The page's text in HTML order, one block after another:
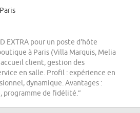
EXTRA pour un poste d'hôte
à Paris (Villa Marquis, Melia
client, gestion des
en salle. Profil : expérience en
dynamique. Avantages :
de fidélité.”